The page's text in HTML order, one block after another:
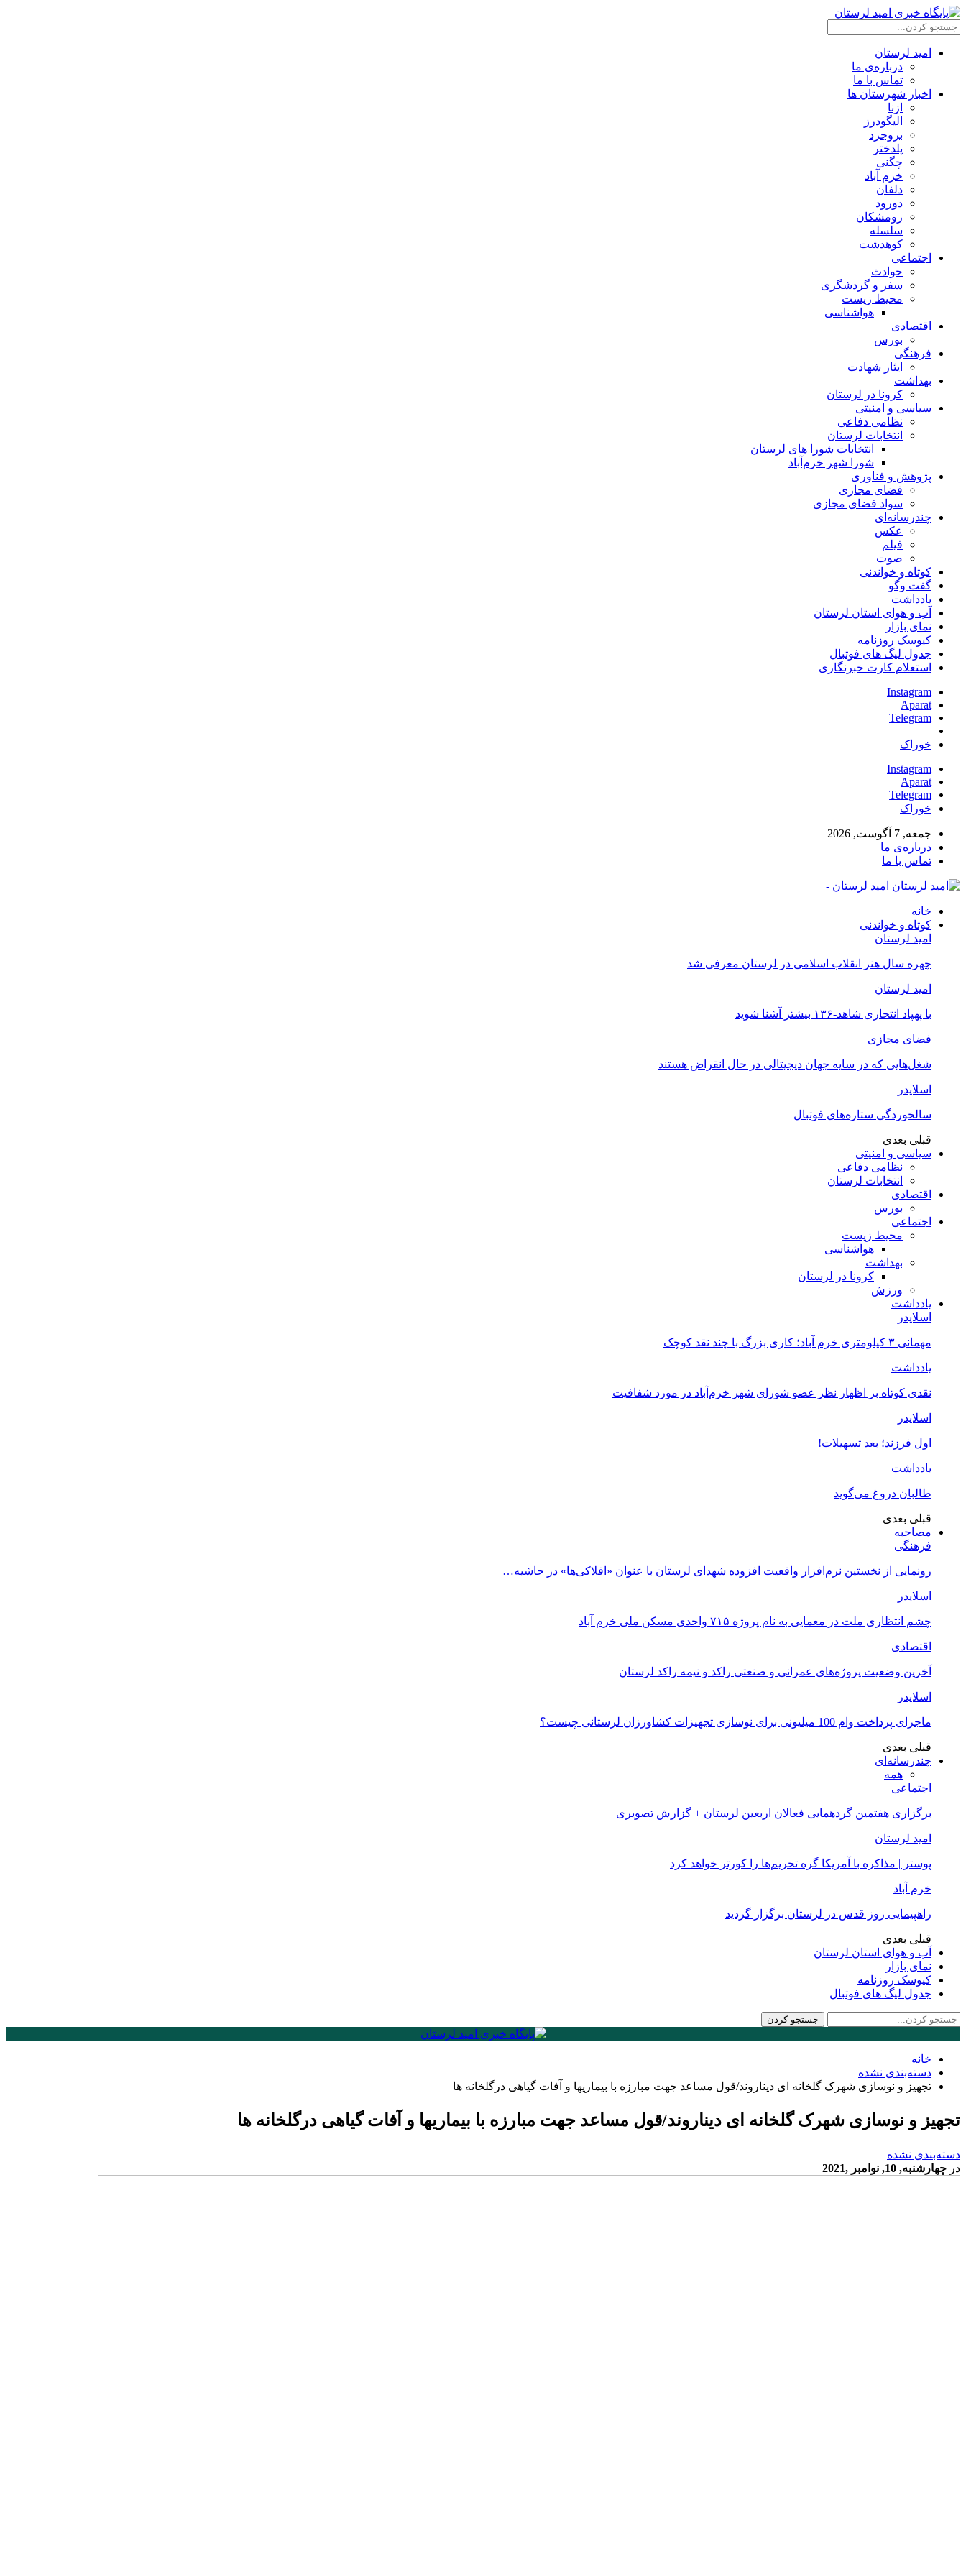
امید لرستان
درباره‌ی ما
تماس با ما
اخبار شهرستان ها
ازنا
الیگودرز
بروجرد
پلدختر
چگنی
خرم آباد
دلفان
دورود
رومشکان
سلسله
کوهدشت
اجتماعی
حوادث
سفر و گردشگری
محیط زیست
هواشناسی
اقتصادی
بورس
فرهنگی
ایثار شهادت
بهداشت
کرونا در لرستان
سیاسی و امنیتی
نظامی دفاعی
انتخابات لرستان
انتخابات شورا های لرستان
شورا شهر خرم‌آباد
پژوهش و فناوری
فضای مجازی
سواد فضای مجازی
چندرسانه‌ای
عكس
فیلم
صوت
کوتاه و خواندنی
گفت وگو
یادداشت
آب و هوای استان لرستان
نمای بازار
کیوسک روزنامه
جدول لیگ های فوتبال
استعلام کارت خبرنگاری
Instagram
Aparat
Telegram
خوراک
Instagram
Aparat
Telegram
خوراک
جمعه, 7 آگوست, 2026
درباره‌ی ما
تماس با ما
امید لرستان -
خانه
کوتاه و خواندنی
امید لرستان
چهره سال هنر انقلاب اسلامی در لرستان معرفی شد
امید لرستان
با پهپاد انتحاری شاهد-۱۳۶ بیشتر آشنا شوید
فضای مجازی
شغل‌‌هایی که در سایه جهان دیجیتالی در حال انقراض هستند
اسلایدر
سالخوردگی ستاره‌های فوتبال
قبلی بعدی
سیاسی و امنیتی
نظامی دفاعی
انتخابات لرستان
اقتصادی
بورس
اجتماعی
محیط زیست
هواشناسی
بهداشت
کرونا در لرستان
ورزش
یادداشت
اسلایدر
مهمانی ۳ کیلومتری خرم آباد؛ کاری بزرگ با چند نقد کوچک
یادداشت
نقدی کوتاه بر اظهار نظر عضو شورای شهر خرم‌آباد در مورد شفافیت
اسلایدر
اول فرزند؛ بعد تسهیلات!
یادداشت
طالبان دروغ می‌گوید
قبلی بعدی
مصاحبه
فرهنگی
رونمایی از نخستین نرم‌افزار واقعیت افزوده شهدای لرستان با عنوان «افلاکی‌ها» در حاشیه…
اسلایدر
چشم انتظاری ملت در معمایی به نام پروژه ۷۱۵ واحدی مسکن ملی خرم آباد
اقتصادی
آخرین وضعیت پروژه‌های عمرانی و صنعتی راکد و نیمه راکد لرستان
اسلایدر
ماجرای پرداخت وام 100 میلیونی برای نوسازی تجهیزات کشاورزان لرستانی چیست؟
قبلی بعدی
چندرسانه‌ای
همه
اجتماعی
برگزاری هفتمین گردهمایی فعالان اربعین لرستان + گزارش تصویری
امید لرستان
پوستر | مذاکره با آمریکا گره تحریم‌ها را کورتر خواهد کرد
خرم آباد
راهپیمایی روز قدس در لرستان برگزار گردید
قبلی بعدی
آب و هوای استان لرستان
نمای بازار
کیوسک روزنامه
جدول لیگ های فوتبال
خانه
دسته‌بندی نشده
تجهیز و نوسازی شهرک گلخانه ای دیناروند/قول مساعد جهت مبارزه با بیماریها و آفات گیاهی درگلخانه ها
تجهیز و نوسازی شهرک گلخانه ای دیناروند/قول مساعد جهت مبارزه با بیماریها و آفات گیاهی درگلخانه ها
دسته‌بندی نشده
در چهارشنبه, 10, نوامبر ,2021